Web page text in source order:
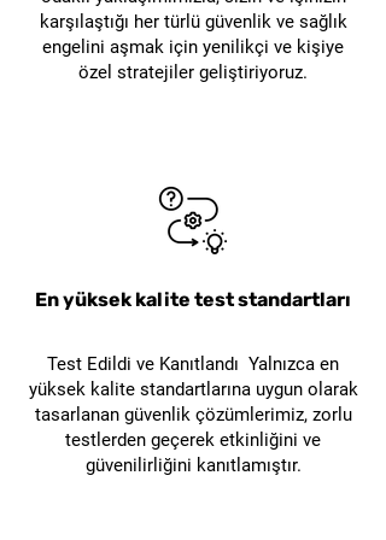
karşılaştığı her türlü güvenlik ve sağlık
engelini aşmak için yenilikçi ve kişiye
özel stratejiler geliştiriyoruz.
En yüksek kalite test standartları
Test Edildi ve Kanıtlandı Yalnızca en
yüksek kalite standartlarına uygun olarak
tasarlanan güvenlik çözümlerimiz, zorlu
testlerden geçerek etkinliğini ve
güvenilirliğini kanıtlamıştır.